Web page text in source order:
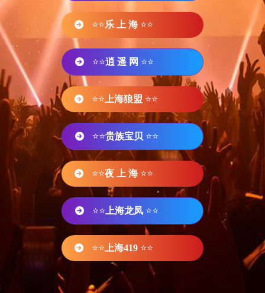
⭐⭐乐 上 海 ⭐⭐
⭐⭐逍 遥 网 ⭐⭐
⭐⭐ 上海狼盟 ⭐⭐
⭐⭐贵族宝贝 ⭐⭐
⭐⭐夜 上 海 ⭐⭐
⭐⭐ 上海龙凤 ⭐⭐
⭐⭐ 上海419 ⭐⭐